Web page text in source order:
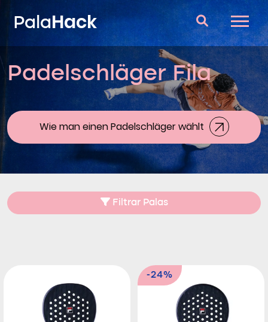
PalaHack
Padelschläger
Fragen und Antworten
Vergleich
Padelschläger Fila
Wie man einen Padelschläger wählt
Filtrar Palas
-24%